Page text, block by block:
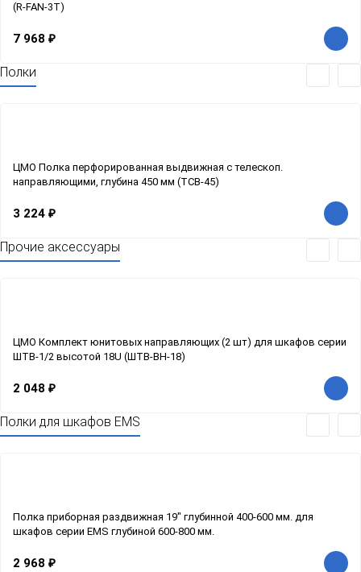
(R-FAN-3T)
7 968 ₽
Полки
ЦМО Полка перфорированная выдвижная с телескоп.
направляющими, глубина 450 мм (ТСВ-45)
3 224 ₽
Прочие аксессуары
ЦМО Комплект юнитовых направляющих (2 шт) для шкафов серии
ШТВ-1/2 высотой 18U (ШТВ-ВН-18)
2 048 ₽
Полки для шкафов EMS
Полка приборная раздвижная 19" глубинной 400-600 мм. для
шкафов серии EMS глубиной 600-800 мм.
2 968 ₽